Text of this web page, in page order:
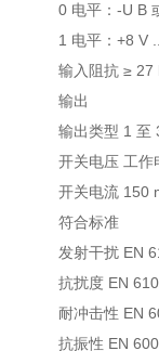
0 电平：-U B
1 电平：+8 V
输入阻抗 ≥
输出
输出类型 1
开关电压 工
开关电流 150
符合标准
发射干扰 EN
抗扰度 EN
耐冲击性 EN
抗振性 EN